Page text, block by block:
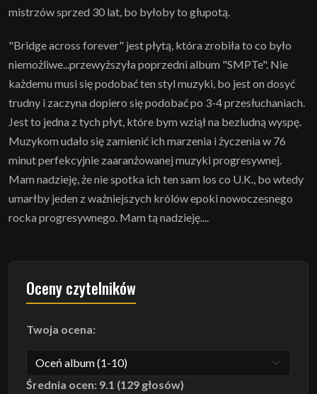
mistrzów sprzed 30 lat, bo byłoby to głupotą.
"Bridge across forever" jest płytą, która zrobiła to co było
niemożliwe...przewyższyła poprzedni album "SMPTe". Nie
każdemu musi się podobać ten styl muzyki, bo jest on dosyć
trudny i zaczyna dopiero się podobać po 3-4 przesłuchaniach.
Jest to jedna z tych płyt, które bym wziął na bezludną wyspę.
Muzykom udało się zamienić ich marzenia i życzenia w 76
minut perfekcyjnie zaaranżowanej muzyki progresywnej.
Mam nadzieję, że nie spotka ich ten sam los co U.K., bo wtedy
umarłby jeden z ważniejszych królów epoki nowoczesnego
rocka progresywnego. Mam tą nadzieję....
Oceny czytelników
Twoja ocena:
Średnia ocen: 9.1 (129 głosów)